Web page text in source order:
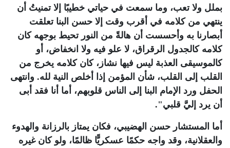
بملل ولا تعب، وما سمعت في حياتي خطيبًا إلا تمنيتُ أن
ينتهي من كلامه في أقرب وقت إلا حسن البنا تعلقت
أبصارنا به وأحسست أن هالةً من النور تحيط بوجهه كان
كلامه كالجدول الرقراق، لا علو فيه ولا انخفاض، أو
كالموسيقى العذبة ليس فيها نشاز، كان كلامه يخرج من
القلب إلى القلب، شأن المؤمن إذا أخلص النية لله. وانتهى
الحفل ورد الإمام البنا إلى الناس قلوبهم، أما أنا فقد أبى
أن يرد إليَّ قلبي".
أما المستشار حسن الهضيبي، فكان يمتاز بالرزانة والهدوء
والعقلانية، وقد واجه حكمًا عسكريًّا ظالمًا، ولو كان غيره